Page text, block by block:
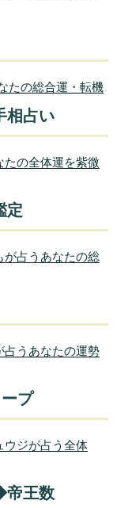
たの総合運・転機
相占い
たの全体運を紫微
定
が占うあなたの総
占うあなたの運勢
プ
ウジが占う全体
帝王数